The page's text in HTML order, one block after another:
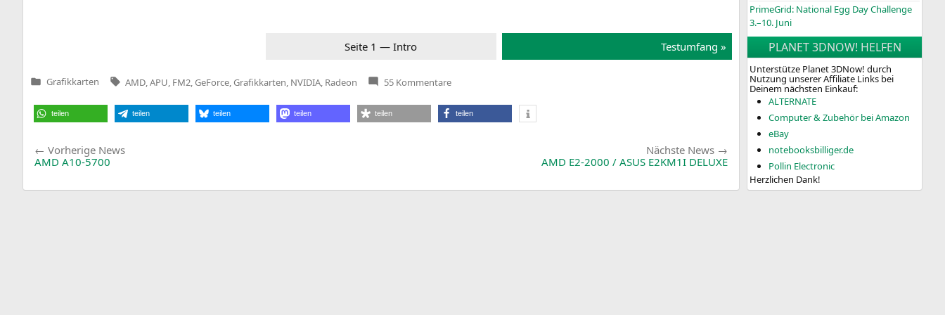
Sei­te 1 — Intro Test­um­fang »
Veröffentlicht
Grafikkarten Tags:
AMD APU FM2 GeForce Grafikkarten NVIDIA Radeon 55 Kommentarezu
Trinity
Spieleplattform
—
teilen teilen teilen teilen teilen teilen
Beitragsnavigation
Vorherige NewsVorherige
AMD A10-5700
Nächste News
Nächste
News:
AMD E2-2000 / ASUS E2KM1I DELUXE
PrimeGrid: National Egg Day Challenge
3.–10. Juni
PLANET 3DNOW! HELFEN
Unterstütze Planet 3DNow! durch
Nutzung unserer Affiliate Links bei
Deinem nächsten Einkauf:
ALTERNATE
Computer & Zubehör bei Amazon
eBay
notebooksbilliger.de
Pollin Electronic
Herzlichen Dank!